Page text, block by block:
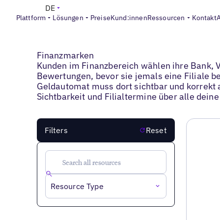
Plattform Lösungen PreiseKund:innenRessourcen Kontakt
DE
Blogs>Finanzmarken
Finanzmarken
Kunden im Finanzbereich wählen ihre
Bewertungen, bevor sie jemals eine Filiale
Geldautomat muss dort sichtbar und
Sichtbarkeit und Filialtermine über alle
Filters Reset
Resource Type